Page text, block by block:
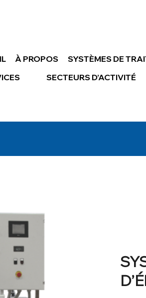
À PROPOS SYSTÈMES DE
SECTEURS D’ACTIVITÉ